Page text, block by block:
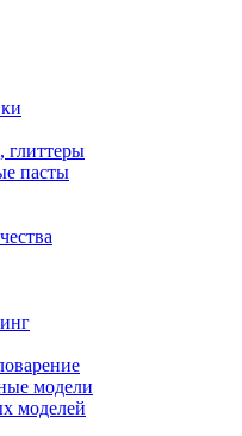
глиттеры
пасты
модели
моделей